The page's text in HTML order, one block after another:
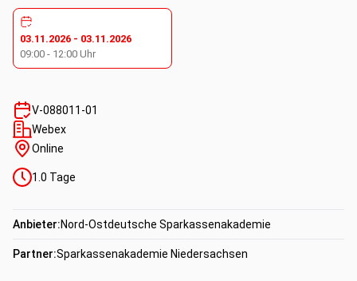
Informationen
Transaktionsregister-Pool
EMIR Refit Meldung analysieren
Fehlermeldungen bearbeiten
SCD-Berichte
Reports der DTCC
Kompetenzen:
03.11.2026 - 03.11.2026
09:00 - 12:00 Uhr
V-088011-01
Webex
Online
1.0 Tage
Anbieter:Nord-Ostdeutsche Sparkassenakademie
Partner:Sparkassenakademie Niedersachsen